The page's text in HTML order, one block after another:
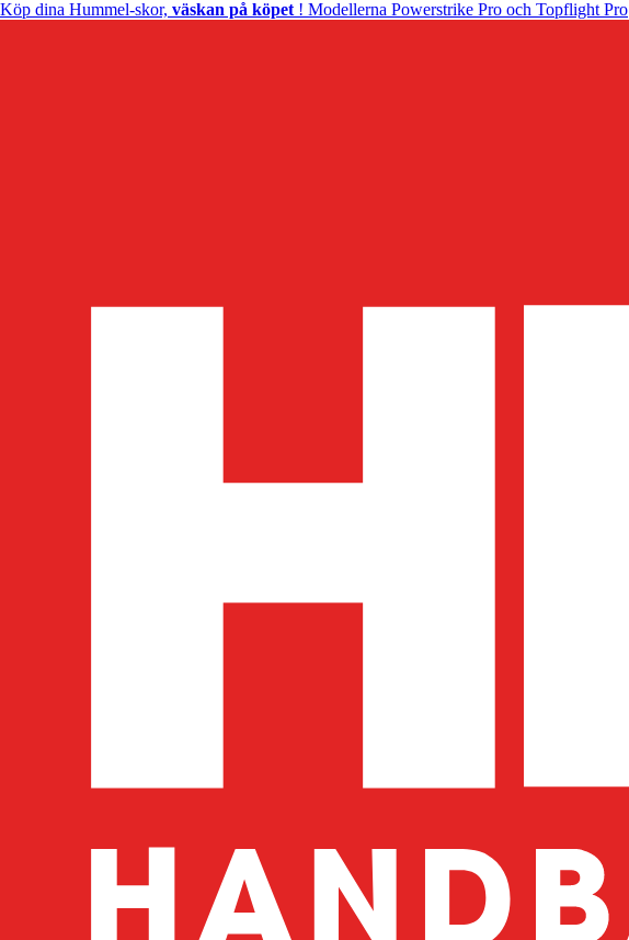
Köp dina Hummel-skor, väskan på köpet ! Modellerna Powerstrike Pro och Topflight Pro